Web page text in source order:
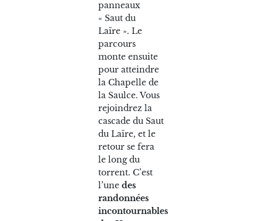
panneaux
« Saut du
Laïre ». Le
parcours
monte ensuite
pour atteindre
la Chapelle de
la Saulce. Vous
rejoindrez la
cascade du Saut
du Laïre, et le
retour se fera
le long du
torrent. C’est
l’une des
randonnées
incontournables